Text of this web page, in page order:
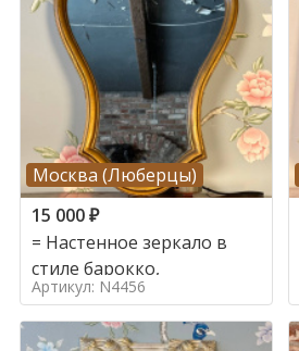
Москва (Люберцы)
15 000₽
= Настенное зеркало в
стиле барокко,
Артикул: N4456